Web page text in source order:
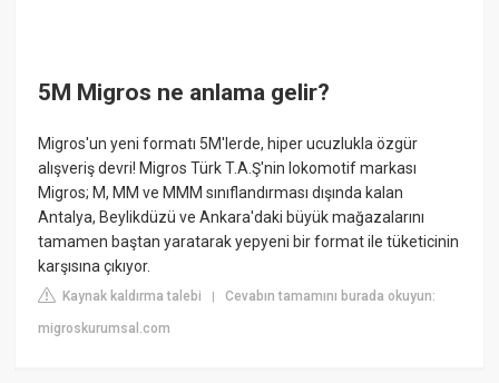
5M Migros ne anlama gelir?
Migros'un yeni formatı 5M'lerde, hiper ucuzlukla özgür
alışveriş devri! Migros Türk T.A.Ş'nin lokomotif markası
Migros; M, MM ve MMM sınıflandırması dışında kalan
Antalya, Beylikdüzü ve Ankara'daki büyük mağazalarını
tamamen baştan yaratarak yepyeni bir format ile tüketicinin
karşısına çıkıyor.
Kaynak kaldırma talebi |Cevabın tamamını burada okuyun:
migroskurumsal.com